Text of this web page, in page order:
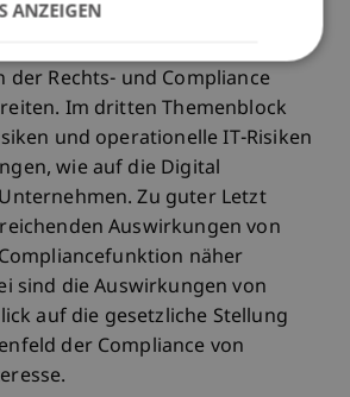
und neue Technologien wie Big
Blockchain beginnen mehr
der Rechts- und Compliance
Im dritten Themenblock
und operationelle IT-Risiken
wie auf die Digital
Zu guter Letzt
Auswirkungen von
näher
sind die Auswirkungen von
auf die gesetzliche Stellung
der Compliance von
ANZEIGEN